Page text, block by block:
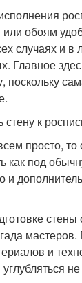
обоям
случаях и
Главное
поскольку
стену к
просто, то
как под
и
и